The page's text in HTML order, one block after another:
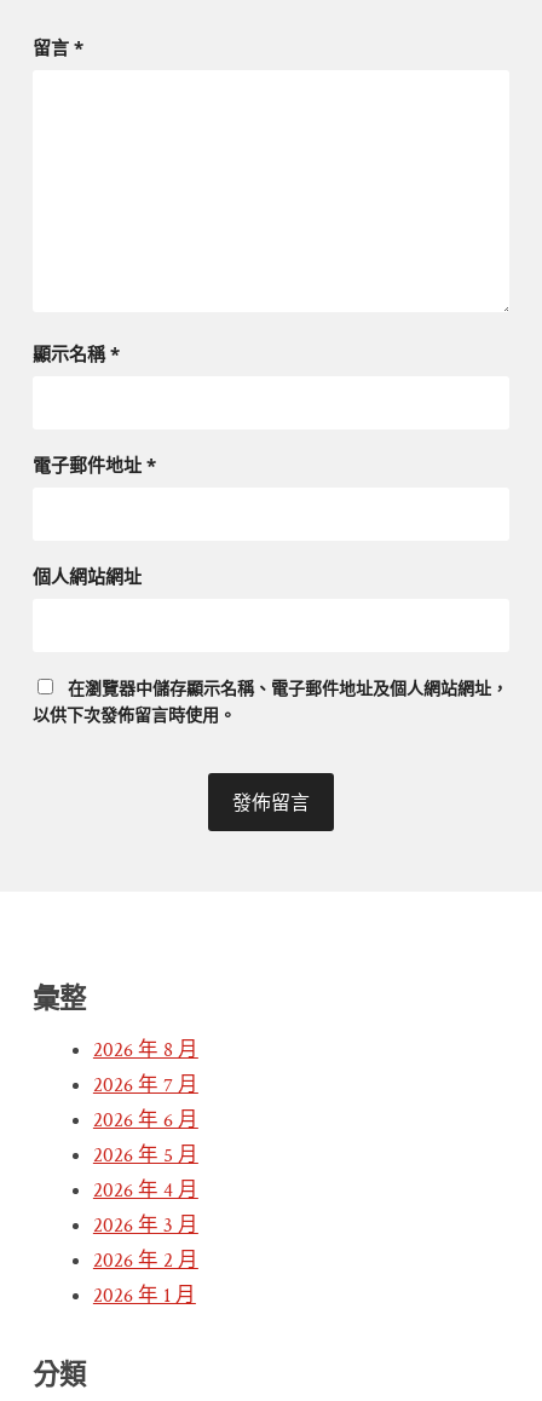
留言 *
顯示名稱*
電子郵件地址 *
個人網站網址
在瀏覽器中儲存顯示名稱、電子郵件地址及個人網站網址，
以供下次發佈留言時使用。
彙整
2026 年 8 月
2026 年 7 月
2026 年 6 月
2026 年 5 月
2026 年 4 月
2026 年 3 月
2026 年 2 月
2026 年 1 月
分類